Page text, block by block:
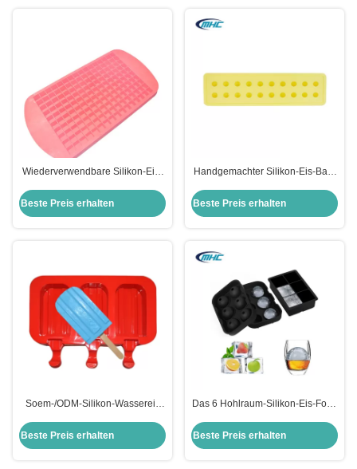
Wiederverwendbare Silikon-Eis-
Nahrungsmittelgrad-großer Eis-
Würfel Tray Customized
Beste Preis erhalten
Handgemachter Silikon-Eis-Ball-
Food Grade stützbar
Beste Preis erhalten
Soem-/ODM-Silikon-Wassereis
kundenspezifische Eis am Stiel-
Formen
Beste Preis erhalten
Das 6 Hohlraum-Silikon-Eis-Form
Würfel Tray Customized
Beste Preis erhalten